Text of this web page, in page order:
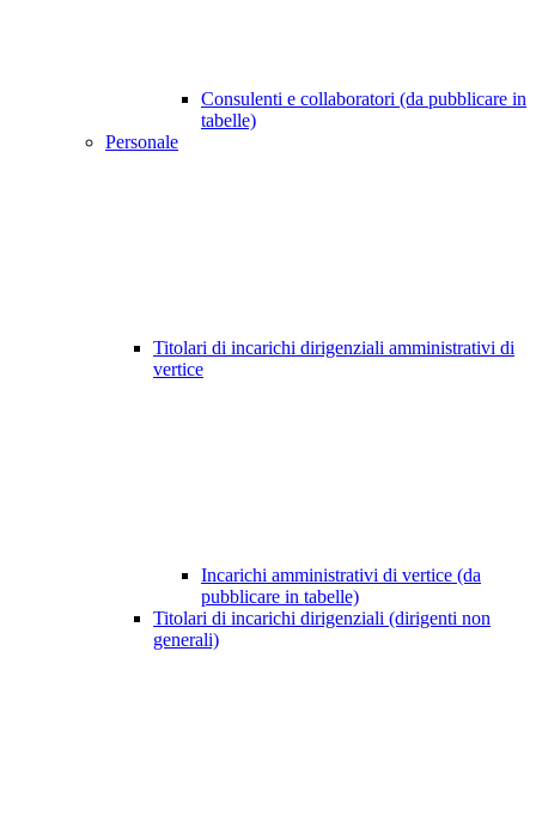
Consulenti e collaboratori (da pubblicare in
tabelle)
Personale
Titolari di incarichi dirigenziali amministrativi di
vertice
Incarichi amministrativi di vertice (da
pubblicare in tabelle)
Titolari di incarichi dirigenziali (dirigenti non
generali)